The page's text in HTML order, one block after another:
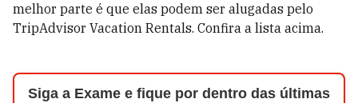
melhor parte é que elas podem ser alugadas pelo
TripAdvisor Vacation Rentals. Confira a lista acima.
Siga a Exame e fique por dentro das últimas